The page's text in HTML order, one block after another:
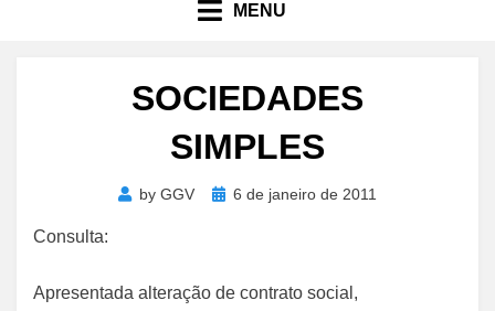
MENU
SOCIEDADES
SIMPLES
by GGV
Posted
6 de janeiro de 2011
Consulta:
Apresentada alteração de contrato social,